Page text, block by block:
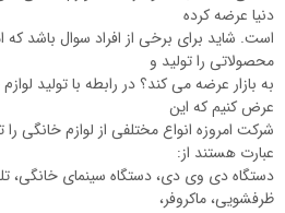
دنیا عرضه کرده
است. شاید برای برخی از افراد سوال باشد
محصولاتی را تولید و
به بازار عرضه می کند؟ در رابطه با تولید
عرض کنیم که این
شرکت امروزه انواع مختلفی از لوازم خانگی
عبارت هستند از:
دستگاه دی وی دی، دستگاه سینمای خانگی،
ظرفشویی، ماکروفر،